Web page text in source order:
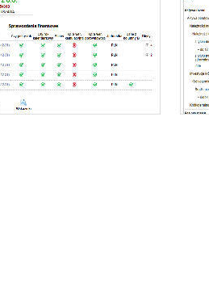
Nasz raport zawiera:
- identyfikację podmiotu,
- bilanse i rachunki wyników,
wskaźniki (tabela i wykresy).
dane bezpośrednio do
-